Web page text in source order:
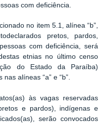
com deficiência.
no item 5.1, alínea “b”,
pretos, pardos,
com deficiência, será
etnias no último censo
do Estado da Paraíba)
alíneas “a” e “b”.
às vagas reservadas
e pardos), indígenas e
serão convocados